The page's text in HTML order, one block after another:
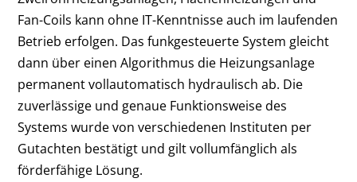
Fan-Coils kann ohne IT-Kenntnisse auch im laufenden
Betrieb erfolgen. Das funkgesteuerte System gleicht
dann über einen Algorithmus die Heizungsanlage
permanent vollautomatisch hydraulisch ab. Die
zuverlässige und genaue Funktionsweise des
Systems wurde von verschiedenen Instituten per
Gutachten bestätigt und gilt vollumfänglich als
förderfähige Lösung.